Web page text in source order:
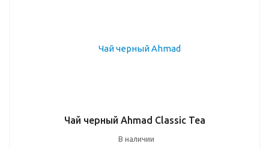
Чай черный Ahmad Classic Tea
В наличии